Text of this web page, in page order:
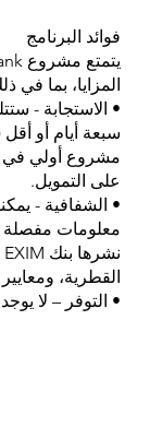
فوائد البرنامج
المزايا، بما في
• الاستجابة -
سبعة أيام أو
على التمويل.
• الشفافية -
معلومات مفصلة
القطرية،
• التوفر – لا